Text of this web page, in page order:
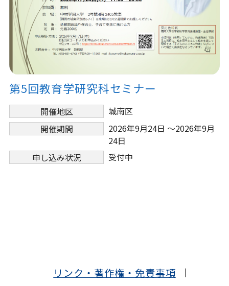
第5回教育学研究科セミナー
開催地区
城南区
開催期間
2026年9月24日 ～2026年9月
24日
申し込み状況
受付中
リンク・著作権・免責事項